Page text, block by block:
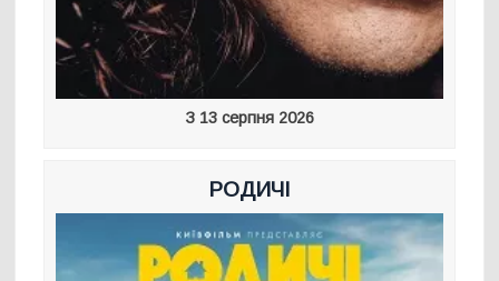
З 13 серпня 2026
РОДИЧІ